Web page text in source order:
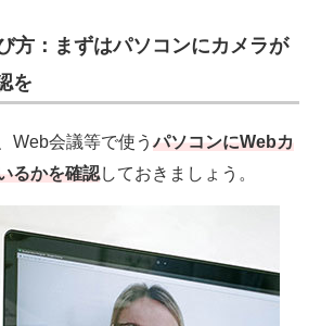
門サイト
用
最前線
トの話題
方：まずはパソコンにカメラが
を
Web会議等で使う パソコンにWebカ
るかを確認しておきましょう。